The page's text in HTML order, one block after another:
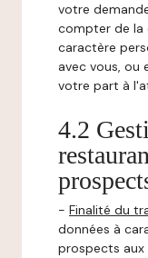
votre
compter de la
caractère
avec vous, ou
votre part à
4.2
- Finalité du
données à
prospects aux